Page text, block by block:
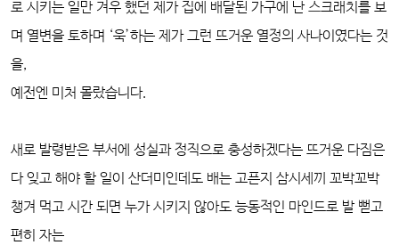
로 시키는 일만 겨우 했던 제가 집에 배달된 가구에 난 스크래치를 보
며 열변을 토하며 ‘욱’하는 제가 그런 뜨거운 열정의 사나이였다는 것
을,
예전엔 미처 몰랐습니다.
새로 발령받은 부서에 성실과 정직으로 충성하겠다는 뜨거운 다짐은
다 잊고 해야 할 일이 산더미인데도 배는 고픈지 삼시세끼 꼬박꼬박
챙겨 먹고 시간 되면 누가 시키지 않아도 능동적인 마인드로 발 뻗고
편히 자는